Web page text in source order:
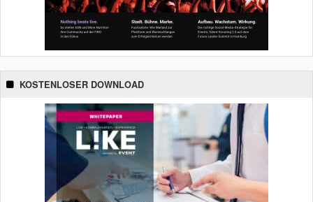
KOSTENLOSER DOWNLOAD